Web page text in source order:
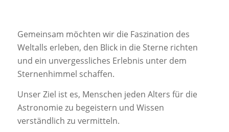
Gemeinsam möchten wir die Faszination des
Weltalls erleben, den Blick in die Sterne richten
und ein unvergessliches Erlebnis unter dem
Sternenhimmel schaffen.
Unser Ziel ist es, Menschen jeden Alters für die
Astronomie zu begeistern und Wissen
verständlich zu vermitteln.